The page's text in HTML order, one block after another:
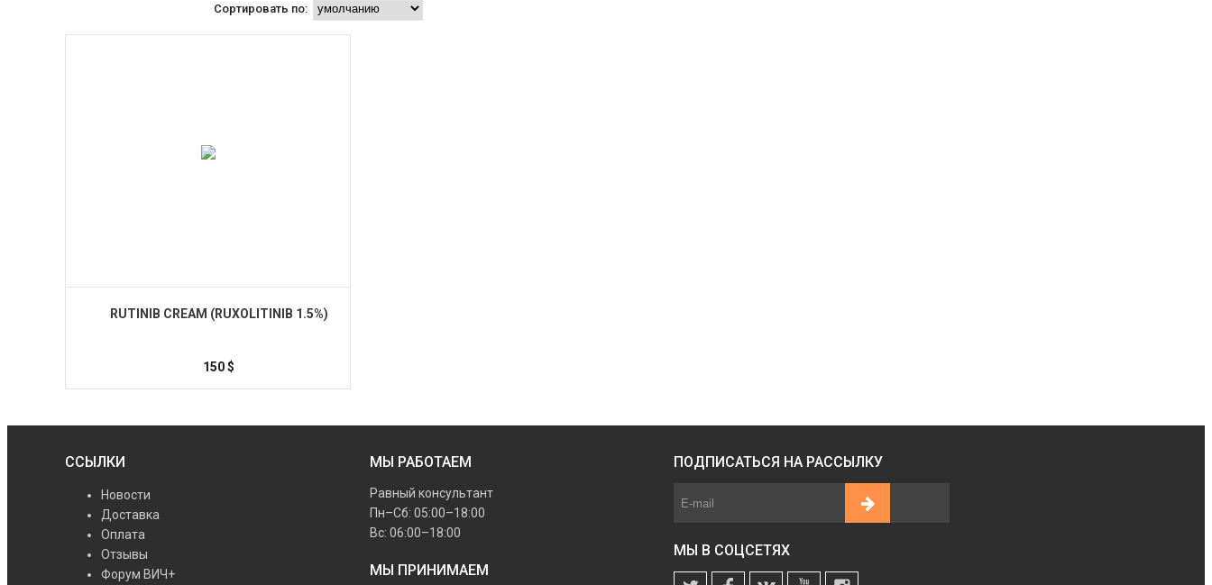
Сортировать по:
RUTINIB CREAM (RUXOLITINIB 1.5%)
150 $
ССЫЛКИ
Новости
Доставка
Оплата
Отзывы
Форум ВИЧ+
МЫ РАБОТАЕМ
Равный консультант
Пн–Сб: 05:00–18:00
Вс: 06:00–18:00
МЫ ПРИНИМАЕМ
ПОДПИСАТЬСЯ НА РАССЫЛКУ
МЫ В СОЦСЕТЯХ